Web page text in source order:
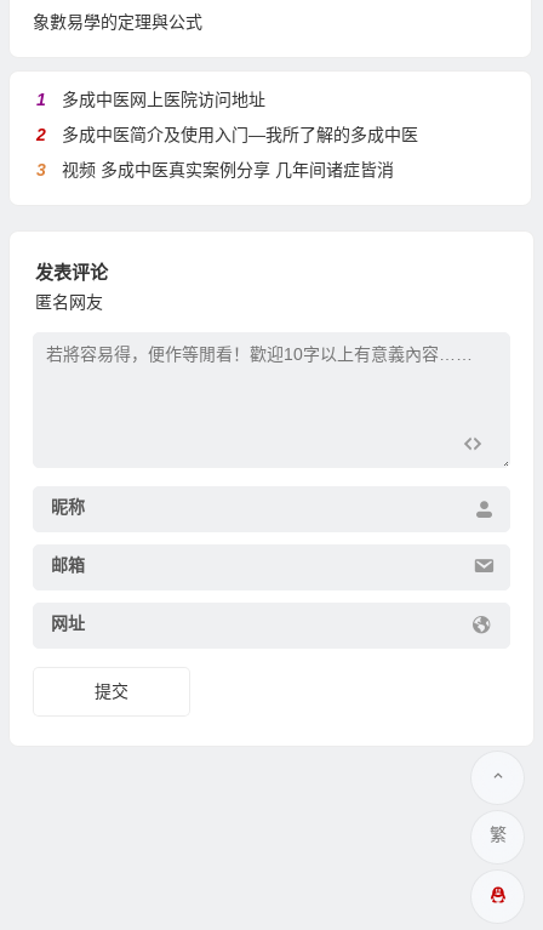
象數易學的定理與公式
1
多成中医网上医院访问地址
2
多成中医简介及使用入门—我所了解的多成中医
3
视频 多成中医真实案例分享 几年间诸症皆消
发表评论
匿名网友
昵称
邮箱
网址
繁